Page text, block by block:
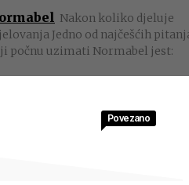
Nakon koliko djeluje
Jedno od najčešćih
počnu uzimati Normabel jest:
Povezano